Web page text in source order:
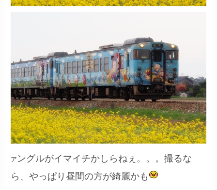
ア ングルがイマイチかしらねぇ。。。撮るな
ら、やっぱり昼間の方が綺麗かも